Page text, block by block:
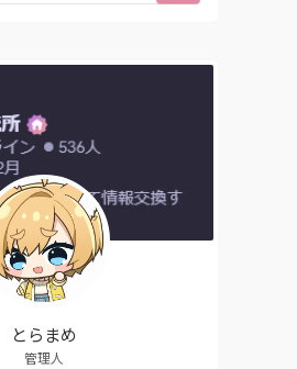
とらまめ
管理人